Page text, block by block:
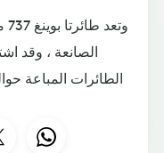
الصانعة ، وقد